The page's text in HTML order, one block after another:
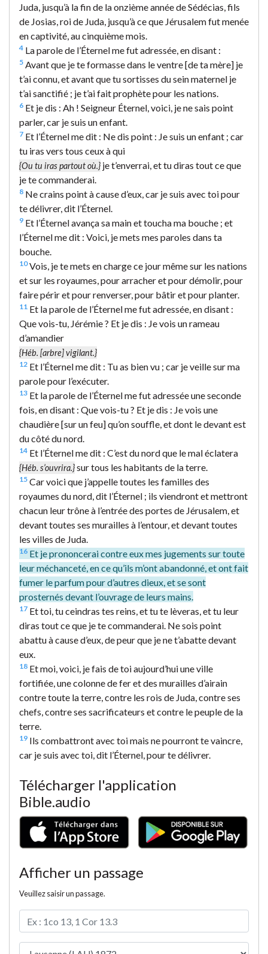
Juda, jusqu’à la fin de la onzième année de Sédécias, fils
de Josias, roi de Juda, jusqu’à ce que Jérusalem fut menée
en captivité, au cinquième mois.
4 La parole de l’Éternel me fut adressée, en disant :
5 Avant que je te formasse dans le ventre [de ta mère] je
t’ai connu, et avant que tu sortisses du sein maternel je
t’ai sanctifié ; je t’ai fait prophète pour les nations.
6 Et je dis : Ah ! Seigneur Éternel, voici, je ne sais point
parler, car je suis un enfant.
7 Et l’Éternel me dit : Ne dis point : Je suis un enfant ; car
tu iras vers tous ceux à qui
{Ou tu iras partout où.} je t’enverrai, et tu diras tout ce que
je te commanderai.
8 Ne crains point à cause d’eux, car je suis avec toi pour
te délivrer, dit l’Éternel.
9 Et l’Éternel avança sa main et toucha ma bouche ; et
l’Éternel me dit : Voici, je mets mes paroles dans ta
bouche.
10Vois, je te mets en charge ce jour même sur les nations
et sur les royaumes, pour arracher et pour démolir, pour
faire périr et pour renverser, pour bâtir et pour planter.
11 Et la parole de l’Éternel me fut adressée, en disant :
Que vois-tu, Jérémie ? Et je dis : Je vois un rameau
d’amandier
{Héb. [arbre] vigilant.}
12 Et l’Éternel me dit : Tu as bien vu ; car je veille sur ma
parole pour l’exécuter.
13 Et la parole de l’Éternel me fut adressée une seconde
fois, en disant : Que vois-tu ? Et je dis : Je vois une
chaudière [sur un feu] qu’on souffle, et dont le devant est
du côté du nord.
14 Et l’Éternel me dit : C’est du nord que le mal éclatera
{Héb. s’ouvrira.}sur tous les habitants de la terre.
15 Car voici que j’appelle toutes les familles des
royaumes du nord, dit l’Éternel ; ils viendront et mettront
chacun leur trône à l’entrée des portes de Jérusalem, et
devant toutes ses murailles à l’entour, et devant toutes
les villes de Juda.
16 Et je prononcerai contre eux mes jugements sur toute
leur méchanceté, en ce qu’ils m’ont abandonné, et ont fait
fumer le parfum pour d’autres dieux, et se sont
prosternés devant l’ouvrage de leurs mains.
17 Et toi, tu ceindras tes reins, et tu te lèveras, et tu leur
diras tout ce que je te commanderai. Ne sois point
abattu à cause d’eux, de peur que je ne t’abatte devant
eux.
18 Et moi, voici, je fais de toi aujourd’hui une ville
fortifiée, une colonne de fer et des murailles d’airain
contre toute la terre, contre les rois de Juda, contre ses
chefs, contre ses sacrificateurs et contre le peuple de la
terre.
19 Ils combattront avec toi mais ne pourront te vaincre,
car je suis avec toi, dit l’Éternel, pour te délivrer.
Télécharger l'application
Bible.audio
Afficher un passage
Veuillez saisir un passage.